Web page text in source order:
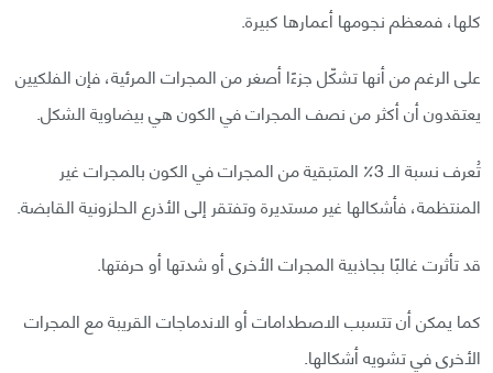
كلها، فمعظم نجومها أعمارها كبيرة.
على الرغم من أنها تشكّل جزءًا أصغر من المجرات المرئية، فإن الفلكيين
يعتقدون أن أكثر من نصف المجرات في الكون هي بيضاوية الشكل.
تُعرف نسبة الـ 3٪؜ المتبقية من المجرات في الكون بالمجرات غير
المنتظمة، فأشكالها غير مستديرة وتفتقر إلى الأذرع الحلزونية القابضة.
قد تأثرت غالبًا بجاذبية المجرات الأخرى أو شدتها أو حرفتها.
كما يمكن أن تتسبب الاصطدامات أو الاندماجات القريبة مع المجرات
الأخرى في تشويه أشكالها.